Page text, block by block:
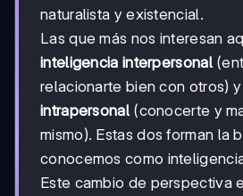
naturalista y existencial.
Las que más nos interesan
inteligencia interpersonal
relacionarte bien con otros)
intrapersonal(conocerte y
mismo). Estas dos forman la
conocemos como
Este cambio de perspectiva